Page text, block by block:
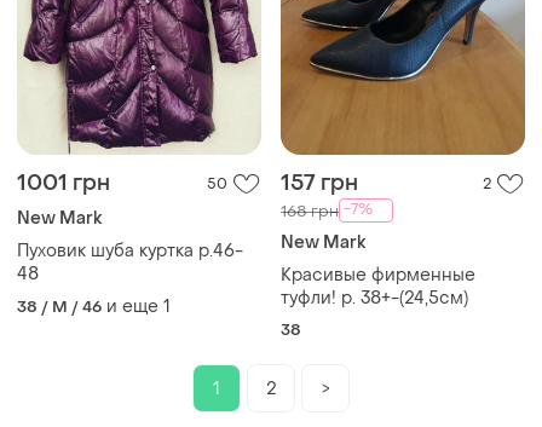
1001 грн 50
New Mark
Пуховик шуба куртка р.46-
48
38 / M / 46 и еще 1
157 грн 2
168 грн -7%
New Mark
Красивые фирменные
туфли! р. 38+-(24,5см)
38
1 2 >